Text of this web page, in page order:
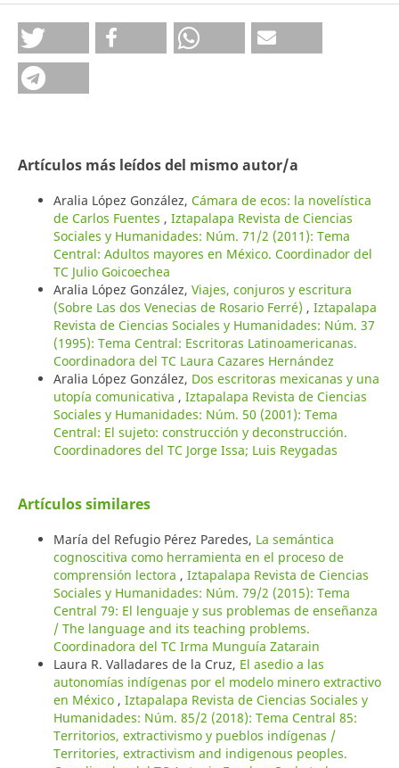
Artículos más leídos del mismo autor/a
Aralia López González, Cámara de ecos: la novelística
de Carlos Fuentes , Iztapalapa Revista de Ciencias
Sociales y Humanidades: Núm. 71/2 (2011): Tema
Central: Adultos mayores en México. Coordinador del
TC Julio Goicoechea
Aralia López González, Viajes, conjuros y escritura
(Sobre Las dos Venecias de Rosario Ferré) , Iztapalapa
Revista de Ciencias Sociales y Humanidades: Núm. 37
(1995): Tema Central: Escritoras Latinoamericanas.
Coordinadora del TC Laura Cazares Hernández
Aralia López González, Dos escritoras mexicanas y una
utopía comunicativa , Iztapalapa Revista de Ciencias
Sociales y Humanidades: Núm. 50 (2001): Tema
Central: El sujeto: construcción y deconstrucción.
Coordinadores del TC Jorge Issa; Luis Reygadas
Artículos similares
María del Refugio Pérez Paredes, La semántica
cognoscitiva como herramienta en el proceso de
comprensión lectora , Iztapalapa Revista de Ciencias
Sociales y Humanidades: Núm. 79/2 (2015): Tema
Central 79: El lenguaje y sus problemas de enseñanza
/ The language and its teaching problems.
Coordinadora del TC Irma Munguía Zatarain
Laura R. Valladares de la Cruz, El asedio a las
autonomías indígenas por el modelo minero extractivo
en México , Iztapalapa Revista de Ciencias Sociales y
Humanidades: Núm. 85/2 (2018): Tema Central 85:
Territorios, extractivismo y pueblos indígenas /
Territories, extractivism and indigenous peoples.